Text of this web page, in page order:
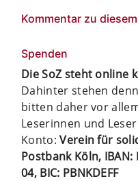
Kommentar zu
Spenden
Die SoZ steht online
Dahinter stehen
bitten daher vor
Leserinnen und
Konto:Verein für
Postbank Köln, IBAN:
04, BIC: PBNKDEFF